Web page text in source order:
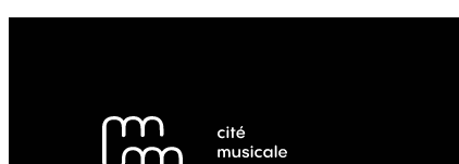
Pied de page